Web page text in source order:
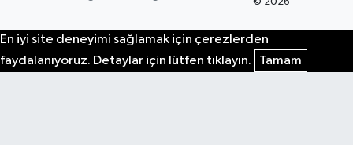
En iyi site deneyimi sağlamak için çerezlerden
faydalanıyoruz. Detaylar için lütfen tıklayın.
Tamam